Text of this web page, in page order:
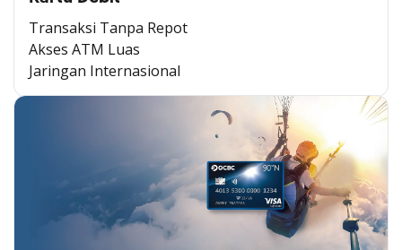
Transaksi Tanpa Repot
Akses ATM Luas
Jaringan Internasional